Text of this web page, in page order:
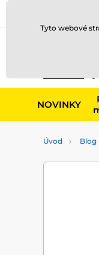
NOVINKY
Úvod Blog
Tyto webové